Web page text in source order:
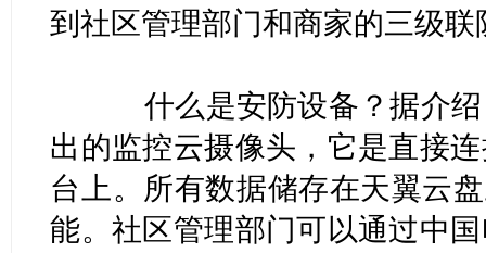
到社区管理部门和商家的三级联
什么是安防设备？据介绍
出的监控云摄像头，它是直接
台上。所有数据储存在天翼云
能。社区管理部门可以通过中